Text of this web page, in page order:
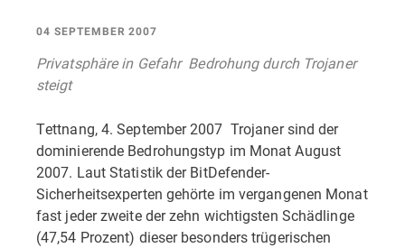
04 SEPTEMBER 2007
Privatsphäre in Gefahr  Bedrohung durch Trojaner
steigt
Tettnang, 4. September 2007  Trojaner sind der
dominierende Bedrohungstyp im Monat August
2007. Laut Statistik der BitDefender-
Sicherheitsexperten gehörte im vergangenen Monat
fast jeder zweite der zehn wichtigsten Schädlinge
(47,54 Prozent) dieser besonders trügerischen